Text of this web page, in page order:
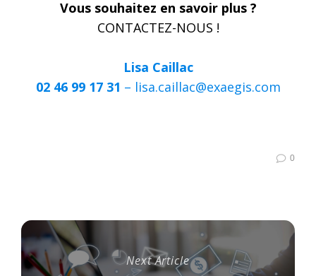
Vous souhaitez en savoir plus ?
CONTACTEZ-NOUS !
Lisa Caillac
02 46 99 17 31 – lisa.caillac@exaegis.com
0
Next Article